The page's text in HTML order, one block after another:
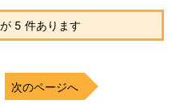
5 件あります
次のページへ